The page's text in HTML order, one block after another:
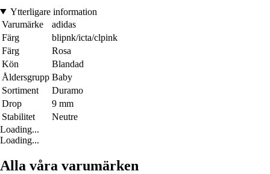
Ytterligare information
Varumärke
adidas
Färg
blipnk/icta/clpink
Färg
Rosa
Kön
Blandad
Åldersgrupp Baby
Sortiment
Duramo
Drop
9 mm
Stabilitet
Neutre
Loading...
Loading...
Alla våra varumärken